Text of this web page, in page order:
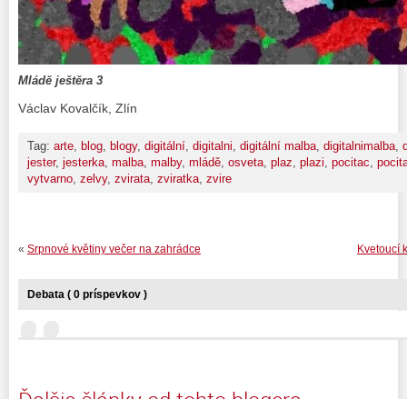
Mládě ještěra 3
Václav Kovalčík, Zlín
Tag: arte blog blogy, digitální digitalni digitální malba digitalnimalba
jester, jesterka malba malby, mládě osveta plaz plazi pocitac
vytvarno zelvy, zvirata zviratka zvire
Kvetoucí
« Srpnové květiny večer na zahrádce
Debata ( 0 príspevkov )